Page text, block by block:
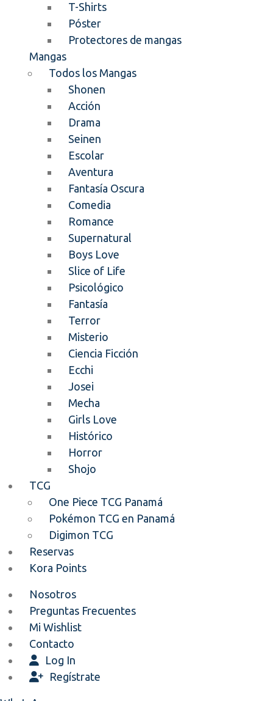
T-Shirts
Póster
Protectores de mangas
Mangas
Todos los Mangas
Shonen
Acción
Drama
Seinen
Escolar
Aventura
Fantasía Oscura
Comedia
Romance
Supernatural
Boys Love
Slice of Life
Psicológico
Fantasía
Terror
Misterio
Ciencia Ficción
Ecchi
Josei
Mecha
Girls Love
Histórico
Horror
Shojo
TCG
One Piece TCG Panamá
Pokémon TCG en Panamá
Digimon TCG
Reservas
Kora Points
Nosotros
Preguntas Frecuentes
Mi Wishlist
Contacto
Log In
Regístrate